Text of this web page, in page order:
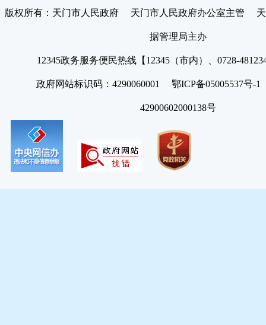
版权所有：天门市人民政府 天门市人民政府办公室主管 天
据管理局主办
12345政务服务便民热线【12345（市内）、0728-
政府网站标识码：4290060001 鄂ICP备05005537号
42900602000138号